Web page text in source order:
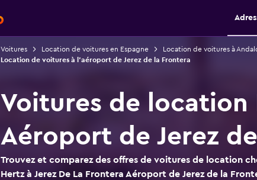
Voitures Location de voitures en Espagne Location de voitures à
Location de voitures à l'aéroport de Jerez de la Frontera
Voitures de location
Aéroport de Jerez
Trouvez et comparez des offres de voitures de location
Hertz à Jerez De La Frontera Aéroport de Jerez de la